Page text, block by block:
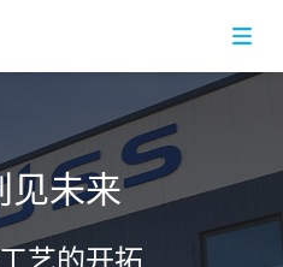
见未来
艺的开拓